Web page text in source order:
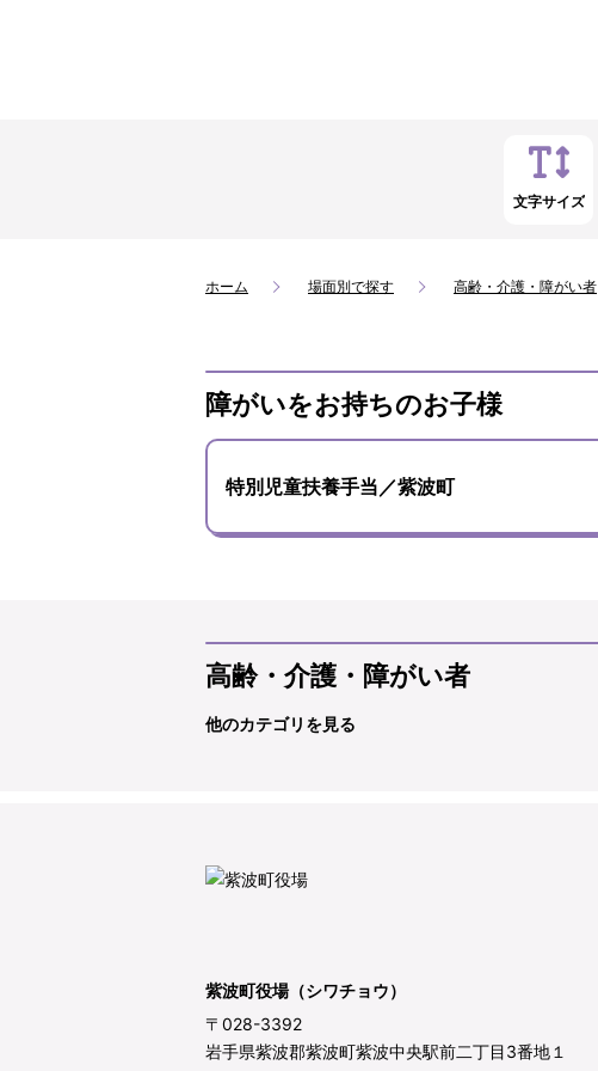
文字サイズ
ホーム 場面別で探す 高齢・介護・障がい者
障がいをお持ちのお子様
特別児童扶養手当／紫波町
高齢・介護・障がい者
他のカテゴリを見る
紫波町役場（シワチョウ）
〒028-3392
岩手県紫波郡紫波町紫波中央駅前二丁目3番地１